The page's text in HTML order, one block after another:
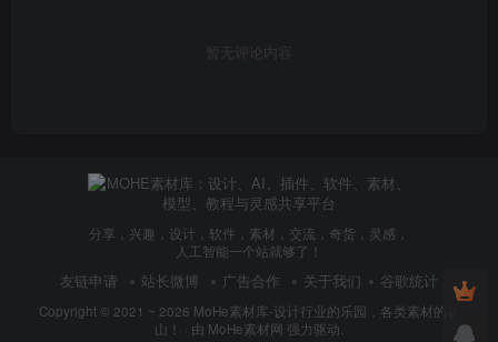
暂无评论内容
分享，兴趣，设计，软件，素材，交流，奇货，灵感，
人工智能一个站就够了！
友链申请 站长微博 广告合作 关于我们 谷歌统计
Copyright © 2021 ~ 2026 MoHe素材库-设计行业的乐园，各类素材的矿
山！ · 由 MoHe素材网 强力驱动.